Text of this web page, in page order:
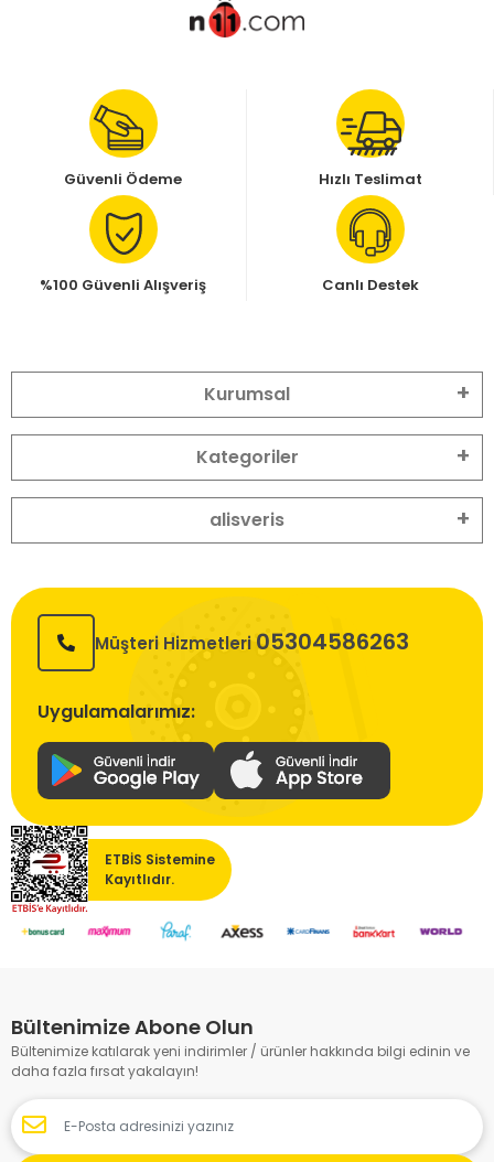
Güvenli Ödeme Hızlı Teslimat
%100 Güvenli Alışveriş Canlı Destek
Kurumsal
Kategoriler
alisveris
Müşteri Hizmetleri 05304586263
Uygulamalarımız:
ETBİS Sistemine
Kayıtlıdır.
Bültenimize Abone Olun
Bültenimize katılarak yeni indirimler / ürünler hakkında bilgi edinin ve
daha fazla fırsat yakalayın!